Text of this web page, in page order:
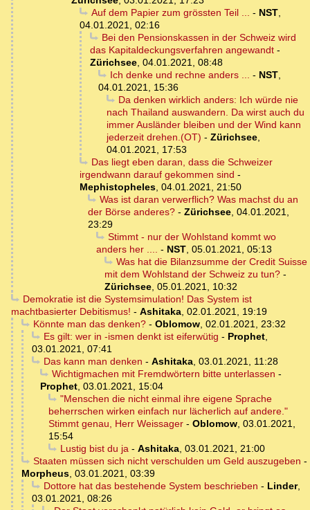
Auf dem Papier zum grössten Teil ... - NST,
04.01.2021, 02:16
Bei den Pensionskassen in der Schweiz wird
das Kapitaldeckungsverfahren angewandt -
Zürichsee, 04.01.2021, 08:48
Ich denke und rechne anders ... - NST,
04.01.2021, 15:36
Da denken wirklich anders: Ich würde nie
nach Thailand auswandern. Da wirst auch du
immer Ausländer bleiben und der Wind kann
jederzeit drehen.(OT) - Zürichsee,
04.01.2021, 17:53
Das liegt eben daran, dass die Schweizer
irgendwann darauf gekommen sind -
Mephistopheles, 04.01.2021, 21:50
Was ist daran verwerflich? Was machst du an
der Börse anderes? - Zürichsee, 04.01.2021,
23:29
Stimmt - nur der Wohlstand kommt wo
anders her .... - NST, 05.01.2021, 05:13
Was hat die Bilanzsumme der Credit Suisse
mit dem Wohlstand der Schweiz zu tun? -
Zürichsee, 05.01.2021, 10:32
Demokratie ist die Systemsimulation! Das System ist
machtbasierter Debitismus! - Ashitaka, 02.01.2021, 19:19
Könnte man das denken?- Oblomow, 02.01.2021, 23:32
Es gilt: wer in -ismen denkt ist eiferwütig - Prophet,
03.01.2021, 07:41
Das kann man denken - Ashitaka, 03.01.2021, 11:28
Wichtigmachen mit Fremdwörtern bitte unterlassen -
Prophet, 03.01.2021, 15:04
"Menschen die nicht einmal ihre eigene Sprache
beherrschen wirken einfach nur lächerlich auf andere."
Stimmt genau, Herr Weissager - Oblomow, 03.01.2021,
15:54
Lustig bist du ja- Ashitaka, 03.01.2021, 21:00
Staaten müssen sich nicht verschulden um Geld auszugeben -
Morpheus, 03.01.2021, 03:39
Dottore hat das bestehende System beschrieben - Linder,
03.01.2021, 08:26